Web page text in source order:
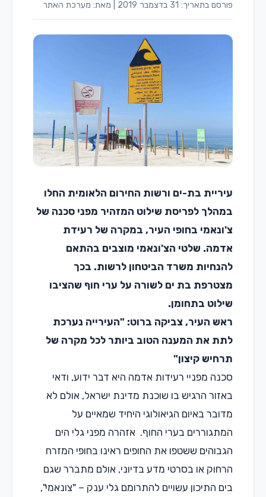
פורסם בתאריך: 31 בדצמבר 2019 |מאת: מערכת האתר
עיריית בת-ים ורשות החירום הלאומית החלו
במהלך לפריסת שילוט המזהיר מפני סכנה של
צ'ונאמי בחופי העיר, במקרה של רעידת
אדמה. שלטי הצ'ונאמי מוצבים בהתאם
להנחיות משרד הביטחון לרשות. בכך
מצטרפת בת ים לשורה על ערי חוף שהציבו
שילוט בתחומן.
ראש העיר, צביקה ברוט: "העירייה נערכת
לתת את המענה הטוב ביותר לכל מקרה של
תרחיש קיצון"
סכנה מפניי רעידות אדמה היא דבר ידוע, ודאי
באזור הרגיש בו שוכנת מדינת ישראל, אולם לא
מדובר באיום הגיאולוגי היחיד שמאיים על
המתגוררים בערי החוף. אזהרה מפני גלי הים
הגבוהים ששטפו את החופים ראינו בחופי המזרח
הרחוק או בסרטי מדע בדיוני, אולם מתברר שגם
בים התיכון עשויים להתרומם גלי ענק – "צונאמי",